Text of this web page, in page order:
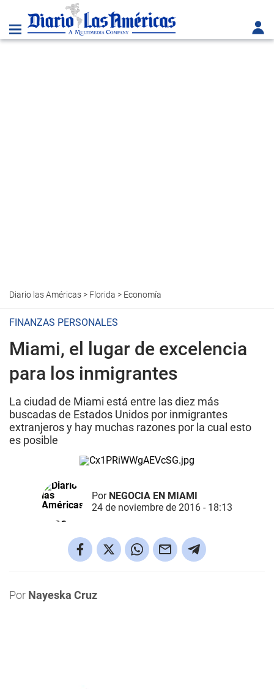
Diario las Américas> Florida > Economía
FINANZAS PERSONALES
Miami, el lugar de excelencia
para los inmigrantes
La ciudad de Miami está entre las diez más
buscadas de Estados Unidos por inmigrantes
extranjeros y hay muchas razones por la cual esto
es posible
Por NEGOCIA EN MIAMI
24 de noviembre de 2016 - 18:13
Por Nayeska Cruz